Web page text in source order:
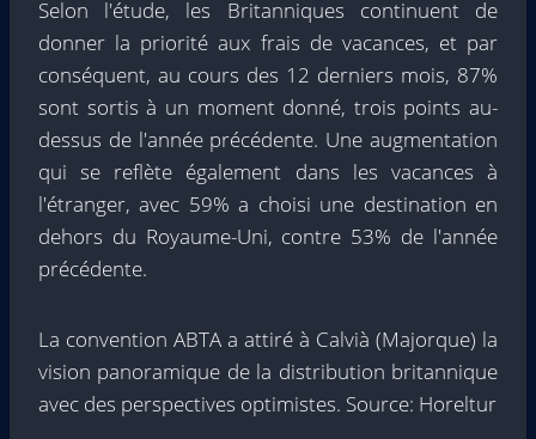
Selon l'étude, les Britanniques continuent de
donner la priorité aux frais de vacances, et par
conséquent, au cours des 12 derniers mois, 87%
sont sortis à un moment donné, trois points au-
dessus de l'année précédente. Une augmentation
qui se reflète également dans les vacances à
l'étranger, avec 59% a choisi une destination en
dehors du Royaume-Uni, contre 53% de l'année
précédente.
La convention ABTA a attiré à Calvià (Majorque) la
vision panoramique de la distribution britannique
avec des perspectives optimistes. Source: Horeltur